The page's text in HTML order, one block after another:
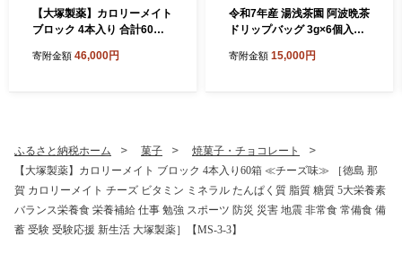
【大塚製薬】カロリーメイト
ブロック 4本入り 合計60箱 5
ロリーメイト チョコ バニラ
食 常備食 備蓄 受験 受験応援
新生活 大塚製薬】MS-2
寄附金額 46,000円
令和7年産 湯浅茶園 阿波晩茶
ドリップバッグ 3g×6個入×3
阿波晩茶 相生晩茶 番茶 国産
定】YT-2_2025
寄附金額 15,000円
ふるさと納税ホーム 菓子
焼菓子・チョコレート
【大塚製薬】カロリーメイト ブロック 4本入り60箱 ≪チーズ味≫ ［徳島 那
賀 カロリーメイト チーズ ビタミン ミネラル たんぱく質 脂質 糖質 5大栄養素
バランス栄養食 栄養補給 仕事 勉強 スポーツ 防災 災害 地震 非常食 常備食 備
蓄 受験 受験応援 新生活 大塚製薬］【MS-3-3】